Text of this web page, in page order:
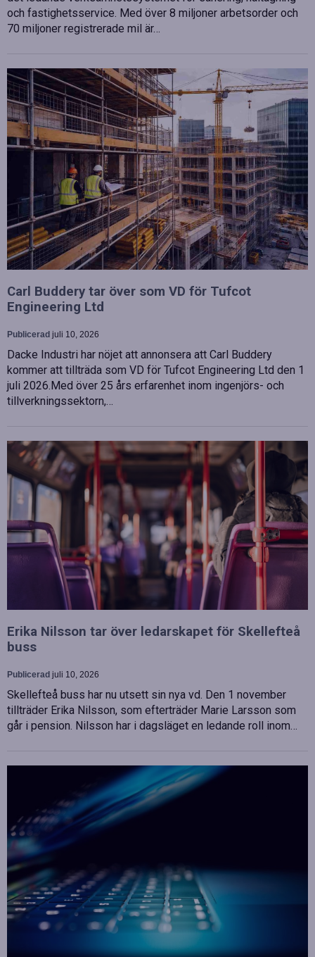
och fastighetsservice. Med över 8 miljoner arbetsorder och
70 miljoner registrerade mil är…
Carl Buddery tar över som VD för Tufcot
Engineering Ltd
Publicerad juli 10, 2026
Dacke Industri har nöjet att annonsera att Carl Buddery
kommer att tillträda som VD för Tufcot Engineering Ltd den 1
juli 2026.Med över 25 års erfarenhet inom ingenjörs- och
tillverkningssektorn,…
Erika Nilsson tar över ledarskapet för Skellefteå
buss
Publicerad juli 10, 2026
Skellefteå buss har nu utsett sin nya vd. Den 1 november
tillträder Erika Nilsson, som efterträder Marie Larsson som
går i pension. Nilsson har i dagsläget en ledande roll inom…